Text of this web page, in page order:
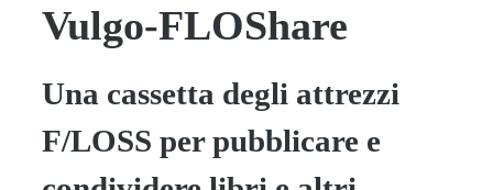
Vulgo-FLOShare
Una cassetta degli attrezzi
F/LOSS per pubblicare e